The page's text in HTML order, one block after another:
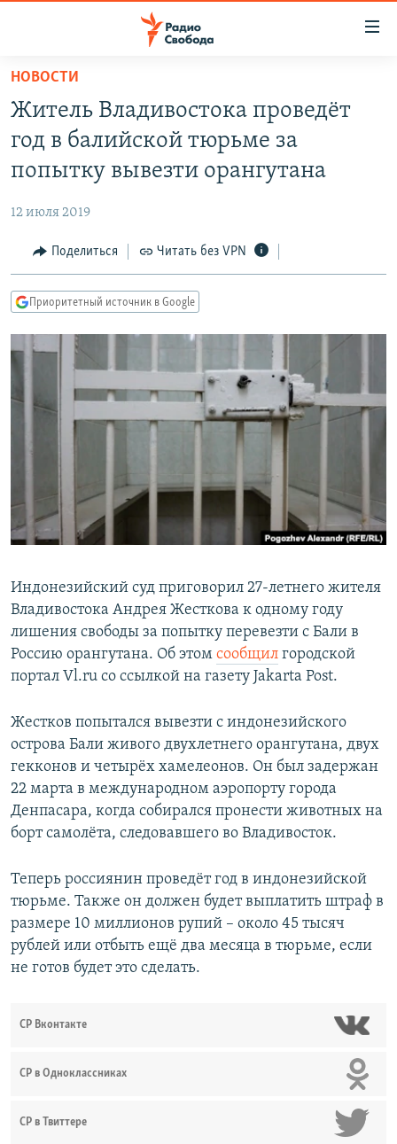
упрощенного
доступа
Вернуться
основному
Вернутся
Вернутся
поиску
ПОДКАСТЫ
МНЕНИЯ
КУЛЬТУРА
КАВКАЗ.РЕАЛИИ
СЕВЕР.РЕАЛИИ
РАСПИСАНИЕ ВЕЩАНИЯ
ПОДПИШИТЕСЬ НА РАССЫЛКУ
СОЦИАЛЬНЫЕ СЕТИ
Все сайты РСЕ/РС
НОВОСТИ
Житель Владивостока проведёт
год в балийской тюрьме за
попытку вывезти орангутана
12 июля 2019
Поделиться Читать без VPN
Приоритетный источник в Google
Индонезийский суд приговорил 27-летнего жителя
Владивостока Андрея Жесткова к одному году
лишения свободы за попытку перевезти с Бали в
Россию орангутана. Об этом сообщил городской
портал Vl.ru со ссылкой на газету Jakarta Post.
Жестков попытался вывезти с индонезийского
острова Бали живого двухлетнего орангутана, двух
гекконов и четырёх хамелеонов. Он был задержан
22 марта в международном аэропорту города
Денпасара, когда собирался пронести животных на
борт самолёта, следовавшего во Владивосток.
Теперь россиянин проведёт год в индонезийской
тюрьме. Также он должен будет выплатить штраф в
размере 10 миллионов рупий – около 45 тысяч
рублей или отбыть ещё два месяца в тюрьме, если
не готов будет это сделать.
СР Вконтакте
СР в Одноклассниках
СР в Твиттере